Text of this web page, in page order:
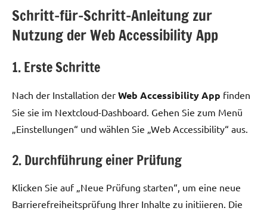
Schritt-für-Schritt-Anleitung zur
Nutzung der Web Accessibility App
1. Erste Schritte
Nach der Installation der Web Accessibility App finden
Sie sie im Nextcloud-Dashboard. Gehen Sie zum Menü
„Einstellungen“ und wählen Sie „Web Accessibility“ aus.
2. Durchführung einer Prüfung
Klicken Sie auf „Neue Prüfung starten“, um eine neue
Barrierefreiheitsprüfung Ihrer Inhalte zu initiieren. Die